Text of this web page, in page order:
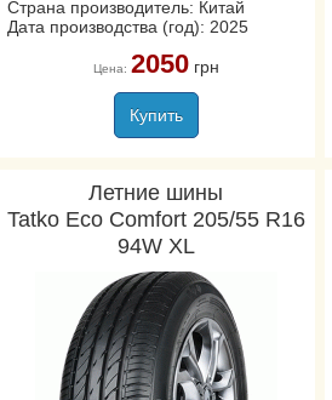
Страна производитель: Китай
Дата производства (год): 2025
Цена: 2050грн
Купить
Летние шины
Tatko Eco Comfort 205/55 R16
94W XL